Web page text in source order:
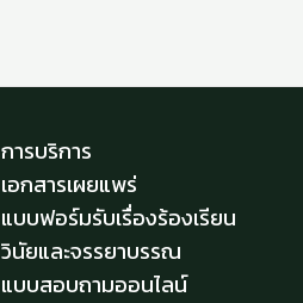
การบริการ
เอกสารเผยแพร่
แบบฟอร์มรับเรื่องร้องเรียน
วินัยและจรรยาบรรณ
แบบสอบถามออนไลน์